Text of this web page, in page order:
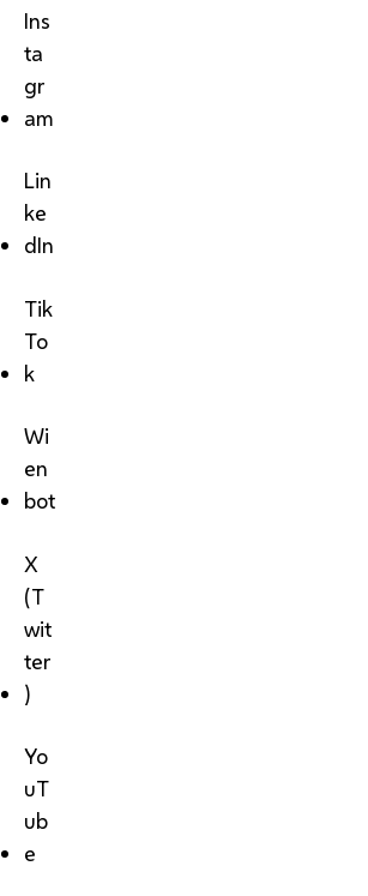
Ins
ta
gr
am
Lin
ke
dIn
Tik
To
k
Wi
en
bot
X
(T
wit
ter
)
Yo
uT
ub
e